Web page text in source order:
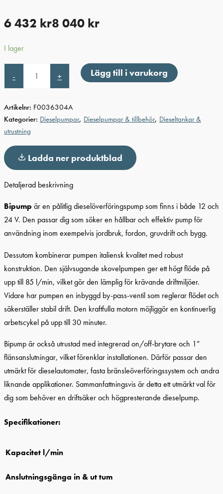
6 432 kr8 040 kr
I lager
-
bipump
24V
mängd
+ Lägg till i varukorg
Artikelnr: F0036304A
Kategorier: Dieselpumpar, Dieselpumpar & tillbehör, Dieseltankar &
utrustning
Ladda ner produktblad
Detaljerad beskrivning
Bipump är en pålitlig dieselöverföringspump som finns i både 12 och
24 V. Den passar dig som söker en hållbar och effektiv pump för
användning inom exempelvis jordbruk, fordon, gruvdrift och bygg.
Dessutom kombinerar pumpen italiensk kvalitet med robust
konstruktion. Den självsugande skovelpumpen ger ett högt flöde på
upp till 85 l/min, vilket gör den lämplig för krävande driftmiljöer.
Vidare har pumpen en inbyggd by-pass-ventil som reglerar flödet och
säkerställer stabil drift. Den kraftfulla motorn möjliggör en kontinuerlig
arbetscykel på upp till 30 minuter.
Bipump är också utrustad med integrerad on/off-brytare och 1”
flänsanslutningar, vilket förenklar installationen. Därför passar den
utmärkt för dieselautomater, fasta bränsleöverföringssystem och andra
liknande applikationer. Sammanfattningsvis är detta ett utmärkt val för
dig som behöver en driftsäker och högpresterande dieselpump.
Specifikationer:
Kapacitet l/min
Anslutningsgänga in & ut tum